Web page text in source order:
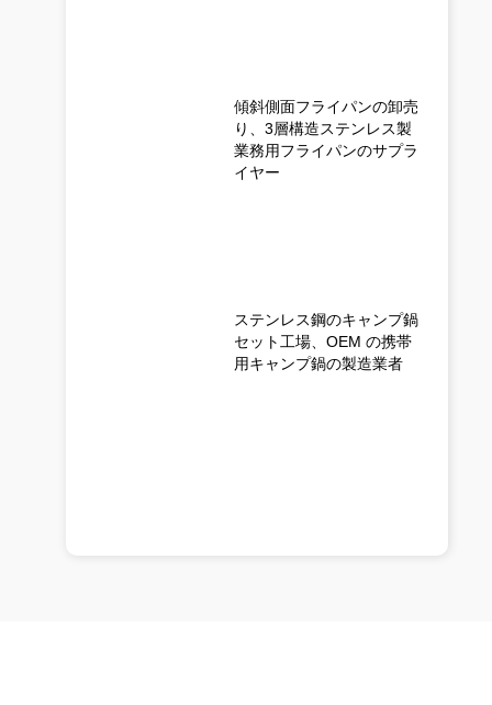
傾斜側面フライパンの卸売
り、3層構造ステンレス製
業務用フライパンのサプラ
イヤー
ステンレス鋼のキャンプ鍋
セット工場、OEM の携帯
用キャンプ鍋の製造業者